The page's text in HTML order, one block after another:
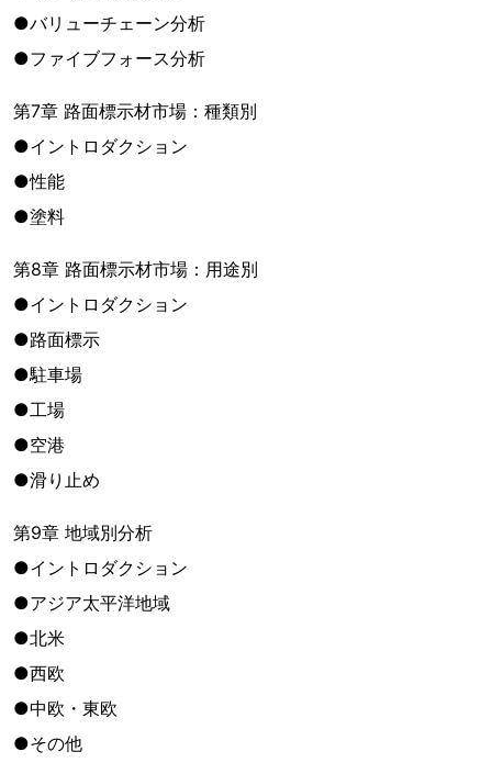
●バリューチェーン分析
●ファイブフォース分析
第7章 路面標示材市場：種類別
●イントロダクション
●性能
●塗料
第8章 路面標示材市場：用途別
●イントロダクション
●路面標示
●駐車場
●工場
●空港
●滑り止め
第9章 地域別分析
●イントロダクション
●アジア太平洋地域
●北米
●西欧
●中欧・東欧
●その他